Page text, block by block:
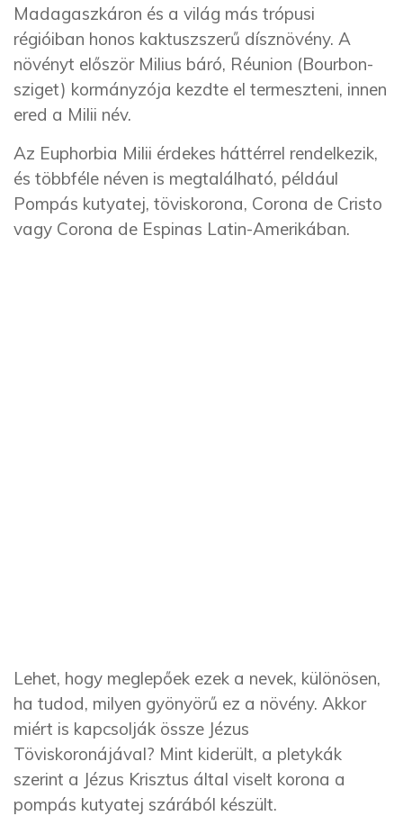
Madagaszkáron és a világ más trópusi
régióiban honos kaktuszszerű dísznövény. A
növényt először Milius báró, Réunion (Bourbon-
sziget) kormányzója kezdte el termeszteni, innen
ered a Milii név.
Az Euphorbia Milii érdekes háttérrel rendelkezik,
és többféle néven is megtalálható, például
Pompás kutyatej, töviskorona, Corona de Cristo
vagy Corona de Espinas Latin-Amerikában.
Lehet, hogy meglepőek ezek a nevek, különösen,
ha tudod, milyen gyönyörű ez a növény. Akkor
miért is kapcsolják össze Jézus
Töviskoronájával? Mint kiderült, a pletykák
szerint a Jézus Krisztus által viselt korona a
pompás kutyatej szárából készült.